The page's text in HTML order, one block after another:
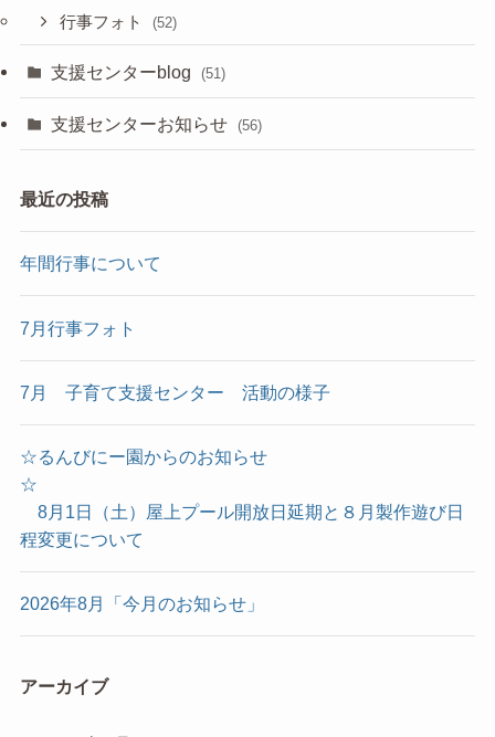
行事フォト (52)
支援センターblog (51)
支援センターお知らせ (56)
最近の投稿
年間行事について
7月行事フォト
7月 子育て支援センター 活動の様子
☆るんびにー園からのお知らせ
☆
8月1日（土）屋上プール開放日延期と８月製作遊び日
程変更について
2026年8月「今月のお知らせ」
アーカイブ